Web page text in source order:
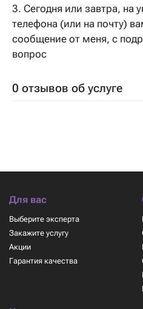
3. Сегодня или завтра, на
телефона (или на почту)
сообщение от меня, с
вопрос
0 отзывов об услуге
Для вас
Выберите эксперта
Закажите услугу
Акции
Гарантия качества